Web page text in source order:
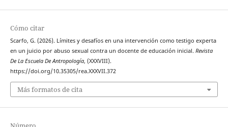
Cómo citar
Scarfo, G. (2026). Límites y desafíos en una intervención como testigo experta
en un juicio por abuso sexual contra un docente de educación inicial. Revista
De La Escuela De Antropología, (XXXVIII).
https://doi.org/10.35305/rea.XXXVII.372
Más formatos de cita